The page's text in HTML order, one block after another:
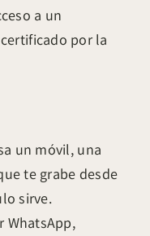
a un
por la
un móvil, una
te grabe desde
sirve.
WhatsApp,